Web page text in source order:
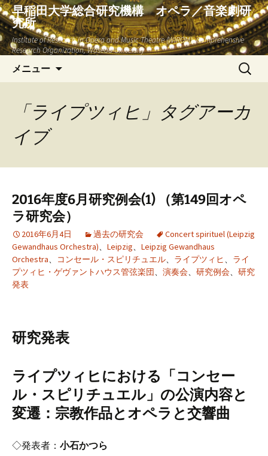
早稲田大学総合研究機構 オペラ／音楽劇研
究所
Institute of Research in Opera and Music Theatre (WIROM), Comprehensive
Research Organization, Waseda University
メニュー
ン
ツ
プ
検
索:
「ライプツィヒ」タグアーカ
イブ
2016年度6月研究例会(1) （第149回オペ
ラ研究会）
2016年6月4日 過去の研究会
Concert spirituel (Leipzig
Gewandhaus Orchestra)、 Leipzig、 Leipzig Gewandhaus
Orchestra、 コンセール・スピリチュエル、 ライプツィヒ、 ライ
プツィヒ・ゲヴァントハウス管弦楽団、 演奏会、 研究例会、 研究
発表
研究発表
ライプツィヒにおける「コンセー
ル・スピリチュエル」の公演内容と
変遷：宗教作品とオペラと交響曲
◇発表者： 小石かつら